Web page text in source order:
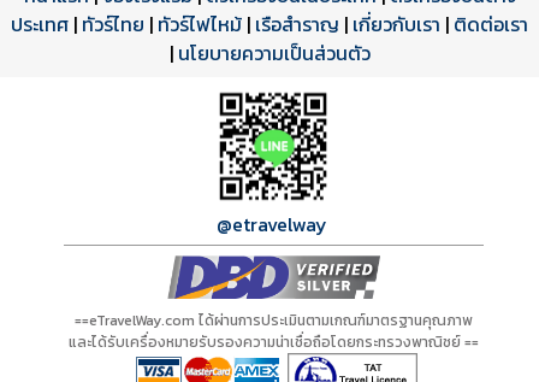
โปรแกรมทัวร์
ดาวน์โหลด PDF
รีวิวลูกค้าจริง
รีวิวจาก eTravelWay
เปิดหน้าเต็ม
ใบอนุญาตนำเที่ยว
เลขที่ 11/11450
เปิดหน้าเต็ม
ประเทศ | ทัวร์ไทย | ทัวร์ไฟไหม้ | เรือสำราญ | เกี่ยวกับเรา | ติดต่อเรา
| นโยบายความเป็นส่วนตัว
@etravelway
==eTravelWay.com ได้ผ่านการประเมินตามเกณฑ์มาตรฐานคุณภาพ
และได้รับเครื่องหมายรับรองความน่าเชื่อถือโดยกระทรวงพาณิชย์ ==